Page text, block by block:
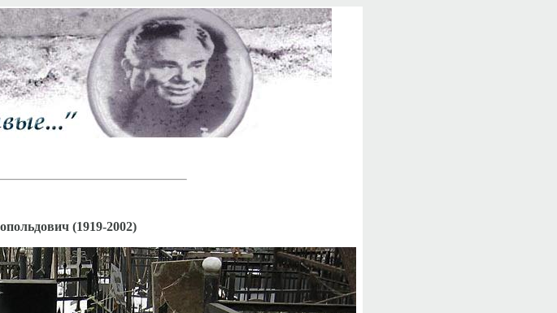
(1919-2002)